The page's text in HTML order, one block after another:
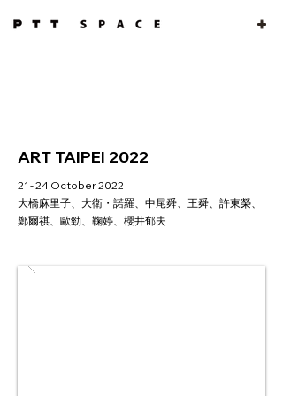
ART TAIPEI 2022
21 - 24 October 2022
大橋麻里子、大衛・諾羅、中尾舜、王舜、許東榮、
鄭爾祺、歐勁、鞠婷、櫻井郁夫